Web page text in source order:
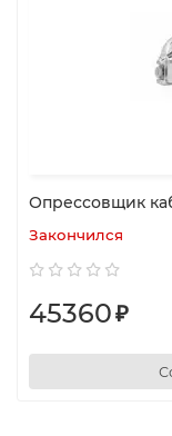
Опрессовщик
Закончился
45360₽